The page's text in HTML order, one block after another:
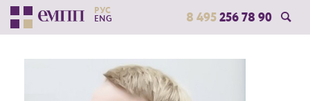
РУС
ENG
8 495 256 78 90